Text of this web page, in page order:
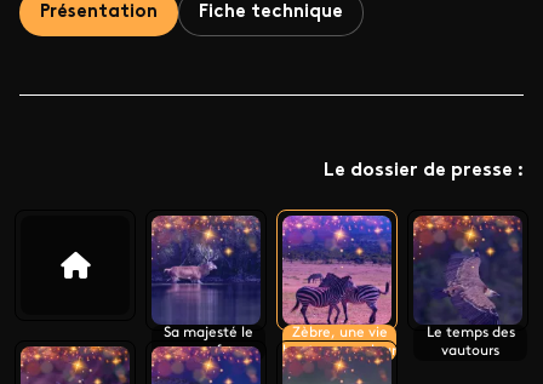
Présentation Fiche technique
Le dossier de presse :
Sa majesté le
cerf
Zèbre, une vie
haute en couleur
Le temps des
vautours